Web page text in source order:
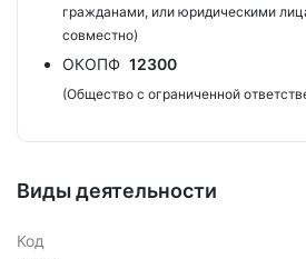
гражданами, или юридическими
совместно)
ОКОПФ 12300
(Общество с ограниченной
Виды деятельности
Код